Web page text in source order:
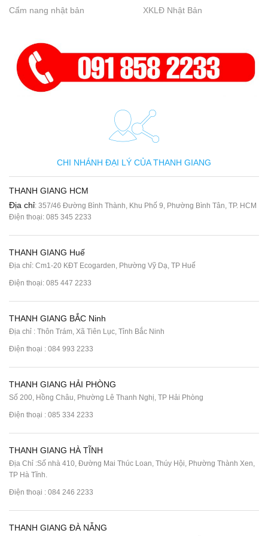
Cẩm nang nhật bản XKLĐ Nhật Bản
CHI NHÁNH ĐẠI LÝ CỦA THANH GIANG
THANH GIANG HCM
Địa chỉ: 357/46 Đường Bình Thành, Khu Phố 9, Phường Bình Tân, TP. HCM
Điện thoại: 085 345 2233
THANH GIANG Huế
Địa chỉ: Cm1-20 KĐT Ecogarden, Phường Vỹ Dạ, TP Huế
Điện thoại: 085 447 2233
THANH GIANG BẮC Ninh
Địa chỉ : Thôn Trám, Xã Tiên Lục, Tỉnh Bắc Ninh
Điện thoại : 084 993 2233
THANH GIANG HẢI PHÒNG
Số 200, Hồng Châu, Phường Lê Thanh Nghị, TP Hải Phòng
Điện thoại : 085 334 2233
THANH GIANG HÀ TĨNH
Địa Chỉ :Số nhà 410, Đường Mai Thúc Loan, Thúy Hội, Phường Thành Xen,
TP Hà Tĩnh.
Điện thoại : 084 246 2233
THANH GIANG ĐÀ NẴNG